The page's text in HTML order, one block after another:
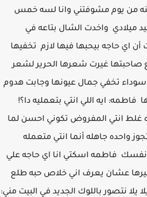
سنه من يوم مشوفتني وانا لسه خمس
ميلادي واخدت الشال بتاعه في
اي حاجه بيحبها فيها لازم تخفيها
غيرت شعرها الحرير لشعر
تخفي جمال عيونها وجابت هدوم
فاطمه: ايه اللي انتي بتعمليه دا؟!
غلط انتي المفروض تكوني احسن لما
واحده جاهله أنما انتي متعمله
فاطمه اسكتي انا اي حاجه علي
عشان يعرف اني خلاص حبه طلع
نتصور باللوك الجديد في البيت مني: